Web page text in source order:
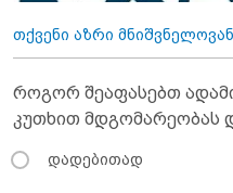
თქვენი აზრი
როგორ შეაფასებთ
კუთხით მდგომარეობას
დადებითად